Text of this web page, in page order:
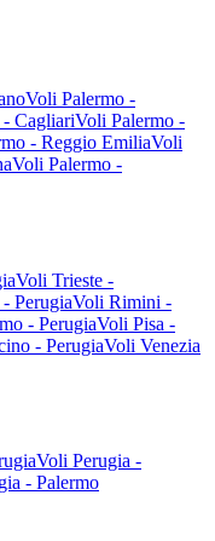
Voli Palermo -
CagliariVoli Palermo -
- Reggio EmiliaVoli
Voli Palermo -
Voli Trieste -
PerugiaVoli Rimini -
- PerugiaVoli Pisa -
- PerugiaVoli Venezia
Voli Perugia -
- Palermo